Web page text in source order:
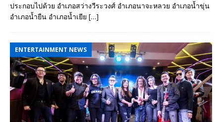
ประกอบไปด้วย อำเภอสว่างวีระวงศ์ อำเภอนาจะหลวย อำเภอน้ำขุ่น
อำเภอน้ำยืน อำเภอน้ำเยีย […]
ENTERTAINMENT NEWS